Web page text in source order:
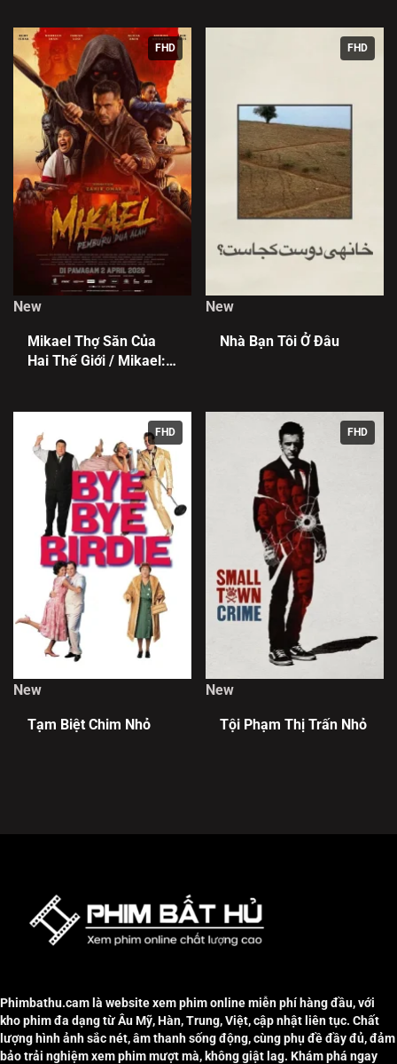
FHD
New
Mikael Thợ Săn Của
Hai Thế Giới / Mikael:
FHD
New
Nhà Bạn Tôi Ở Đâu
FHD
New
Tạm Biệt Chim Nhỏ
FHD
New
Tội Phạm Thị Trấn Nhỏ
Phimbathu.cam là website xem phim online miễn phí hàng đầu, với
kho phim đa dạng từ Âu Mỹ, Hàn, Trung, Việt, cập nhật liên tục. Chất
lượng hình ảnh sắc nét, âm thanh sống động, cùng phụ đề đầy đủ, đảm
bảo trải nghiệm xem phim mượt mà, không giật lag. Khám phá ngay